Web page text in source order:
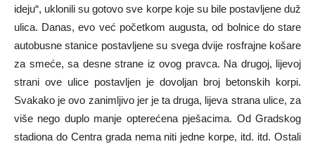
ideju“, uklonili su gotovo sve korpe koje su bile postavljene duž
ulica. Danas, evo već početkom augusta, od bolnice do stare
autobusne stanice postavljene su svega dvije rosfrajne košare
za smeće, sa desne strane iz ovog pravca. Na drugoj, lijevoj
strani ove ulice postavljen je dovoljan broj betonskih korpi.
Svakako je ovo zanimljivo jer je ta druga, lijeva strana ulice, za
više nego duplo manje opterećena pješacima. Od Gradskog
stadiona do Centra grada nema niti jedne korpe, itd. itd. Ostali